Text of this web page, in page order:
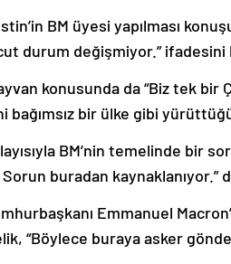
BM üyesi yapılması
durum değişmiyor.” ifadesini
konusunda da “Biz tek bir
bağımsız bir ülke gibi
BM’nin temelinde bir
buradan kaynaklanıyor.”
Emmanuel
“Böylece buraya asker